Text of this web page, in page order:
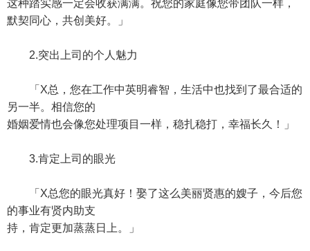
这种踏实感一定会收获满满。祝您的家庭像您带团队一样，
默契同心，共创美好。」
2.突出上司的个人魅力
「X总，您在工作中英明睿智，生活中也找到了最合适的
另一半。相信您的
婚姻爱情也会像您处理项目一样，稳扎稳打，幸福长久！」
3.肯定上司的眼光
「X总您的眼光真好！娶了这么美丽贤惠的嫂子，今后您
的事业有贤内助支
持，肯定更加蒸蒸日上。」